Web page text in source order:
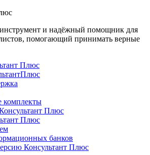
и надёжный помощник для
помогающий принимать верные
Плюс
комплекты
Плюс
Плюс
банков
Консультант Плюс